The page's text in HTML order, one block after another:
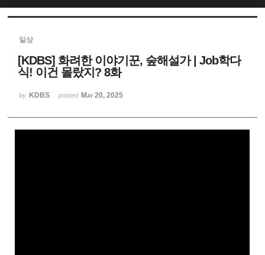
일상
[KDBS] 화려한 이야기꾼, 숲해설가 | Job학다
식! 이건 몰랐지? 8화
by KDBS posted May 20, 2025
Sketchbook5, 스케치북5
Sketchbook5, 스케치북5